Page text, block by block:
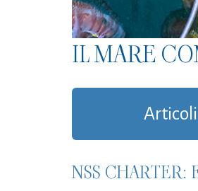
IL MARE
NSS CHARTER: